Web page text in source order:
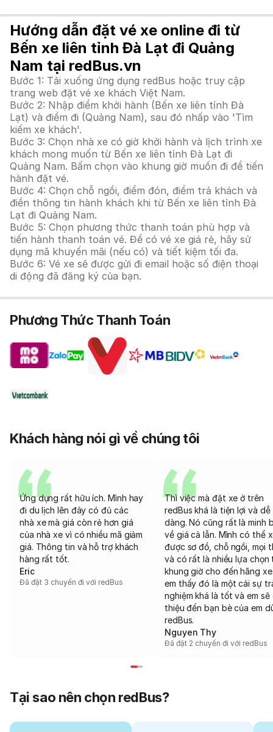
Hướng dẫn đặt vé xe online đi từ
Bến xe liên tỉnh Đà Lạt đi Quảng
Nam tại redBus.vn
Bước 1: Tải xuống ứng dụng redBus hoặc truy cập
trang web đặt vé xe khách Việt Nam.
Bước 2: Nhập điểm khởi hành (Bến xe liên tỉnh Đà
Lạt) và điểm đi (Quảng Nam), sau đó nhấp vào 'Tìm
kiếm xe khách'.
Bước 3: Chọn nhà xe có giờ khởi hành và lịch trình xe
khách mong muốn từ Bến xe liên tỉnh Đà Lạt đi
Quảng Nam. Bấm chọn vào khung giờ muốn đi để tiến
hành đặt vé.
Bước 4: Chọn chỗ ngồi, điểm đón, điểm trả khách và
điền thông tin hành khách khi từ Bến xe liên tỉnh Đà
Lạt đi Quảng Nam.
Bước 5: Chọn phương thức thanh toán phù hợp và
tiến hành thanh toán vé. Để có vé xe giá rẻ, hãy sử
dụng mã khuyến mãi (nếu có) và tiết kiệm tối đa.
Bước 6: Vé xe sẽ được gửi đi email hoặc số điện thoại
di động đã đăng ký của bạn.
Phương Thức Thanh Toán
Khách hàng nói gì về chúng tôi
Ứng dụng rất hữu ích. Mình hay
đi du lịch lên đây có đủ các
nhà xe mà giá còn rẻ hơn giá
của nhà xe vì có nhiều mã giảm
giá. Thông tin và hỗ trợ khách
hàng rất tốt.
Eric
Đã đặt 3 chuyến đi với redBus
Thì việc mà đặt xe ở trên
redBus khá là tiện lợi và dễ
dàng. Nó cũng rất là minh
về giá cả lẫn. Mình có thể
được sơ đồ, chỗ ngồi, mọi
và có rất là nhiều lựa chọn
khung giờ cho đến hãng
em thấy đó là một cái sự
nghiệm khá là tốt và em sẽ
thiệu đến bạn bè của em
redBus.
Nguyen Thy
Đã đặt 2 chuyến đi với redBus
Tại sao nên chọn redBus?